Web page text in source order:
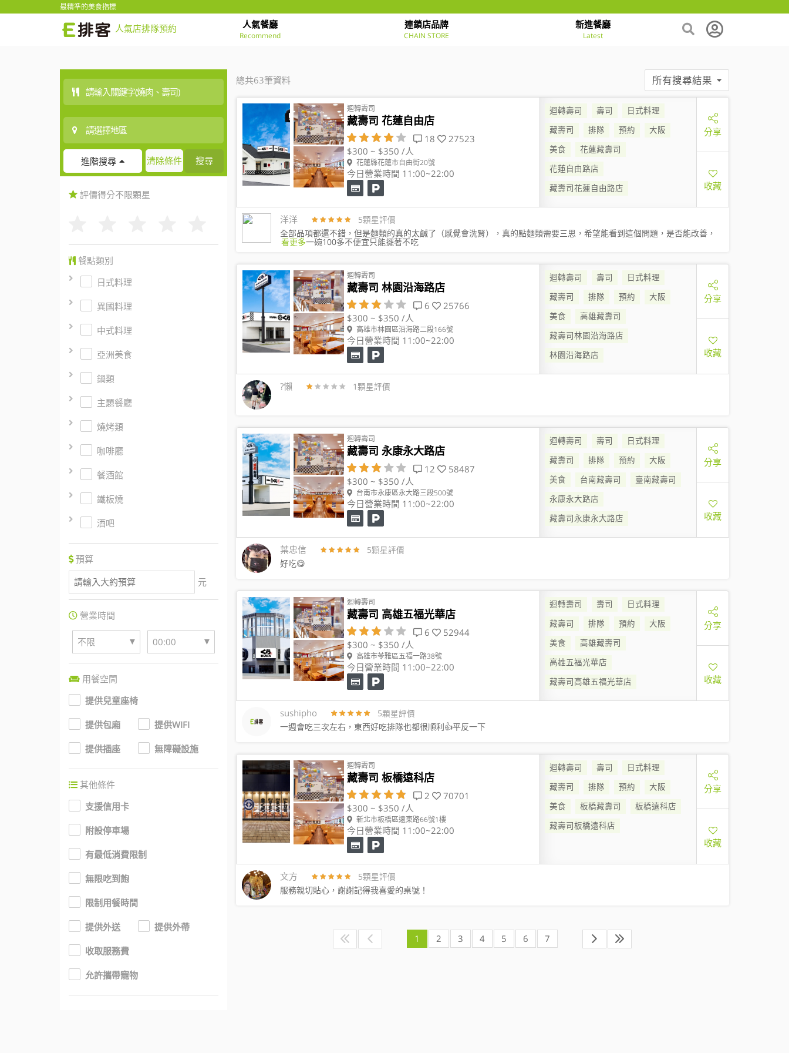
最精準的美食指標
人氣店排隊預約 人氣餐廳
Recommend
連鎖店品牌
CHAIN STORE
新進餐廳
Latest
進階搜尋 清除條件 搜尋
評價得分不限顆星
餐點類別
日式料理
異國料理
中式料理
亞洲美食
鍋類
主題餐廳
燒烤類
咖啡廳
餐酒館
鐵板燒
酒吧
預算
元
營業時間
不限 ▼ 00:00 ▼
用餐空間
提供兒童座椅
提供包廂 提供WIFI
提供插座 無障礙設施
其他條件
支援信用卡
附設停車場
有最低消費限制
無限吃到飽
限制用餐時間
提供外送 提供外帶
收取服務費
允許攜帶寵物
總共63筆資料 所有搜尋結果
迴轉壽司
藏壽司 花蓮自由店
18
27523
$300 ~ $350 /人
花蓮縣花蓮市自由街20號
今日營業時間 11:00~22:00
迴轉壽司 壽司
日式料理
藏壽司
排隊 預約
大阪
美食
花蓮藏壽司
花蓮自由路店
藏壽司花蓮自由路店
分享
收藏
洋洋 5顆星評價
全部品項都還不錯，但是麵類的真的太鹹了（感覺會洗腎），真的點麵類需要三思，希望能看到這個問題，是否能改善，
一碗100多不便宜只能擺著不吃
看更多
迴轉壽司
藏壽司 林園沿海路店
6
25766
$300 ~ $350 /人
高雄市林園區沿海路二段166號
今日營業時間 11:00~22:00
迴轉壽司 壽司
日式料理
藏壽司
排隊 預約
大阪
美食
高雄藏壽司
藏壽司林園沿海路店
林園沿海路店
分享
收藏
?懶 1顆星評價
迴轉壽司
藏壽司 永康永大路店
12
58487
$300 ~ $350 /人
台南市永康區永大路三段500號
今日營業時間 11:00~22:00
迴轉壽司 壽司
日式料理
藏壽司
排隊 預約
大阪
美食
台南藏壽司
臺南藏壽司
永康永大路店
藏壽司永康永大路店
分享
收藏
葉忠信 5顆星評價
好吃😋
迴轉壽司
藏壽司 高雄五福光華店
6
52944
$300 ~ $350 /人
高雄市苓雅區五福一路38號
今日營業時間 11:00~22:00
迴轉壽司 壽司
日式料理
藏壽司
排隊 預約
大阪
美食
高雄藏壽司
高雄五福光華店
藏壽司高雄五福光華店
分享
收藏
sushipho 5顆星評價
一週會吃三次左右，東西好吃排隊也都很順利👍平反一下
迴轉壽司
藏壽司 板橋遠科店
2
70701
$300 ~ $350 /人
新北市板橋區遠東路66號1樓
今日營業時間 11:00~22:00
迴轉壽司 壽司
日式料理
藏壽司
排隊 預約
大阪
美食
板橋藏壽司
板橋遠科店
藏壽司板橋遠科店
分享
收藏
文方 5顆星評價
服務親切貼心，謝謝記得我喜愛的桌號！
1 2 3 4 5 6 7